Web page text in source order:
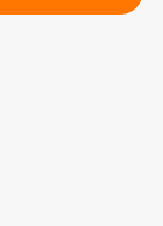
MOVE/PS VR >